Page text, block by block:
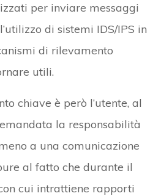
per inviare messaggi
di sistemi IDS/IPS in
di rilevamento
utili.
chiave è però l’utente, al
la responsabilità
a una comunicazione
al fatto che durante il
cui intrattiene rapporti